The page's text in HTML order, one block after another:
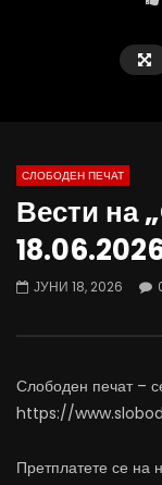
07.08.2026
0
1.4K 15
СЛОБОДЕН ПЕЧАТ
Вести на
ЈУНИ 18, 2026
Слободен печат –
https://
Претплатете се